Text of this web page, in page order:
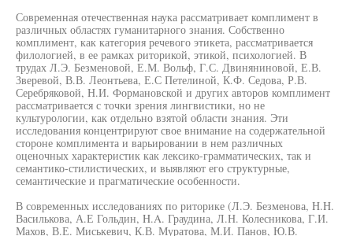
Современная отечественная наука рассматривает комплимент в
различных областях гуманитарного знания. Собственно
комплимент, как категория речевого этикета, рассматривается
филологией, в ее рамках риторикой, этикой, психологией. В
трудах Л.Э. Безменовой, Е.М. Вольф, Г.С. Двиняниновой, Е.В.
Зверевой, В.В. Леонтьева, Е.С Петелиной, К.Ф. Седова, Р.В.
Серебряковой, Н.И. Формановской и других авторов комплимент
рассматривается с точки зрения лингвистики, но не
культурологии, как отдельно взятой области знания. Эти
исследования концентрируют свое внимание на содержательной
стороне комплимента и варьировании в нем различных
оценочных характеристик как лексико-грамматических, так и
семантико-стилистических, и выявляют его структурные,
семантические и прагматические особенности.
В современных исследованиях по риторике (Л.Э. Безменова, H.H.
Василькова, А.Е Гольдин, H.A. Граудина, Л.Н. Колесникова, Г.И.
Махов, В.Е. Миськевич, К.В. Муратова, М.И. Панов, Ю.В.